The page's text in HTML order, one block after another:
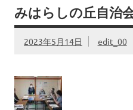
みはらしの丘自治
2023年5月14日 edit_00